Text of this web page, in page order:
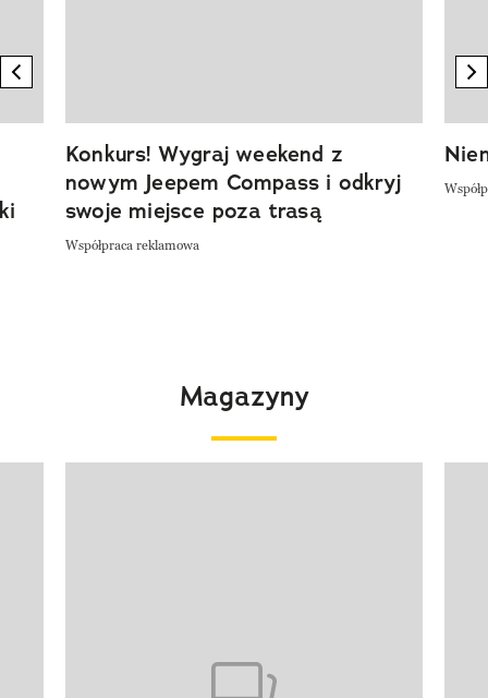
previous element
Konkurs! Wygraj weekend z
nowym Jeepem Compass i odkryj
swoje miejsce poza trasą
Współpraca reklamowa
Magazyny